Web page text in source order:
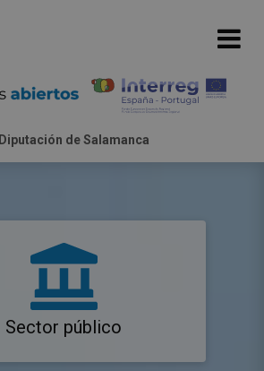
Diputación de Salamanca
Sector público